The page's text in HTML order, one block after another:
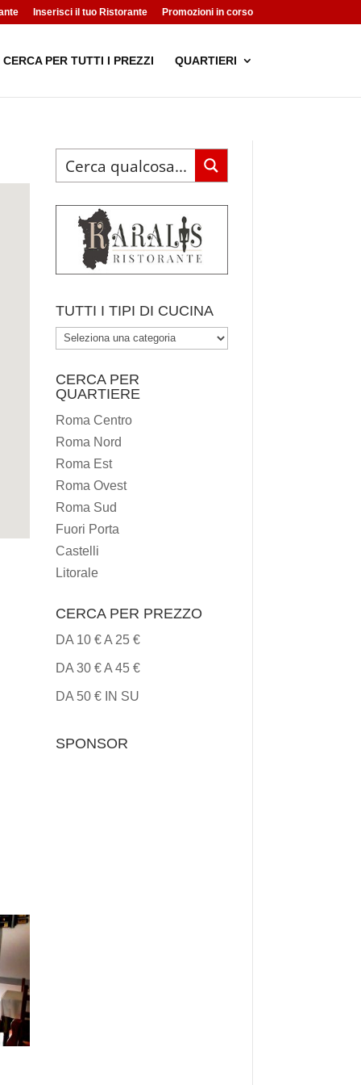
Inserisci il tuo Ristorante Promozioni in corso
CERCA PER TUTTI I PREZZI QUARTIERI
TUTTI I TIPI DI CUCINA
TUTTI
TIPI
DI
CUCINA
CERCA PER
QUARTIERE
Roma Centro
Roma Nord
Roma Est
Roma Ovest
Roma Sud
Fuori Porta
Castelli
Litorale
CERCA PER PREZZO
DA 10 € A 25 €
DA 30 € A 45 €
DA 50 € IN SU
SPONSOR